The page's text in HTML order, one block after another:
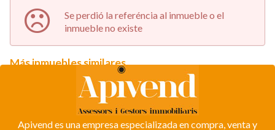
Se perdió la referéncia al inmueble o el
inmueble no existe
Más inmuebles similares
Apivend es una empresa especializada en compra, venta y